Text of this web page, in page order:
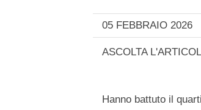
05 FEBBRAIO 2026
ASCOLTA
Hanno battuto il